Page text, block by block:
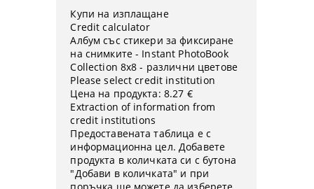
Купи на изплащане
Credit calculator
Албум със стикери за фиксиране
на снимките - Instant PhotoBook
Collection 8x8 - различни цветове
Please select credit institution
Цена на продукта: 8.27 €
Extraction of information from
credit institutions
Предоставената таблица е с
информационна цел. Добавете
продукта в количката си с бутона
"Добави в количката" и при